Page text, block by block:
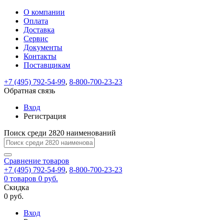
ВходРегистрация
Только
test@example.com
отправлена
по
ней
для
регистрации.
Ок
Только
Запомнить
меня
Забыли
Восстановление
пароля
Заполните
форму.
Мы
отправим
ссылку
на
указанный
электронный
адрес,
перейдя
по
которой
вы
новый
На
вашу
test@test.ru
отправлена
ссылка.
Перейдите
по
для
смены
пароля.
Введите
новый
пароль
Сменить
Пароль
успешно
Войти
Обратная
связь
Сообщение
пользовательского
соглашения
Ваше
сообщение
успешно
О компании
Оплата
Доставка
Сервис
Документы
Контакты
Поставщикам
+7 (495) 792-54-99, 8-800-700-23-23
Обратная связь
Вход
Регистрация
Поиск среди 2820 наименований
Сравнение товаров
+7 (495) 792-54-99, 8-800-700-23-23
0 товаров 0 руб.
Скидка
0 руб.
Вход